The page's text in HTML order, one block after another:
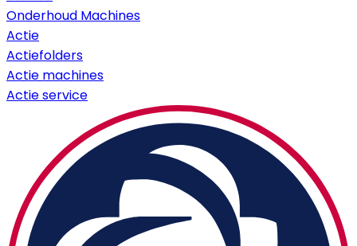
Onderhoud Machines
Actie
Actiefolders
Actie machines
Actie service